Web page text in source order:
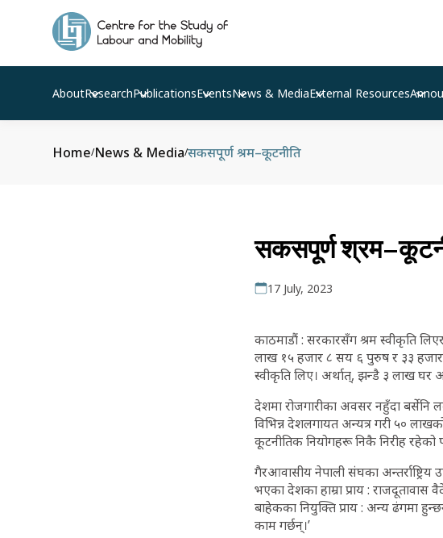
AboutResearchPublicationsEventsNews & MediaExternal Resources
Home/News & Media/सकसपूर्ण श्रम–कूटनीति
सकसपूर्ण
17 July, 2023
काठमाडौं : सरकारसँग श्रम स्वीकृति
लाख १५ हजार ८ सय ६ पुरुष र ३३
स्वीकृति लिए। अर्थात्, झन्डै ३ लाख घर
देशमा रोजगारीका अवसर नहुँदा
विभिन्न देशलगायत अन्यत्र गरी ५०
कूटनीतिक नियोगहरू निकै निरीह
गैरआवासीय नेपाली संघका अन्तर्राष्ट्रिय
भएका देशका हाम्रा प्राय : राजदूतावास
बाहेकका नियुक्ति प्राय : अन्य ढंगमा
काम गर्छन्।’